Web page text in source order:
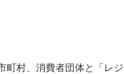
村、消費者団体と「レ